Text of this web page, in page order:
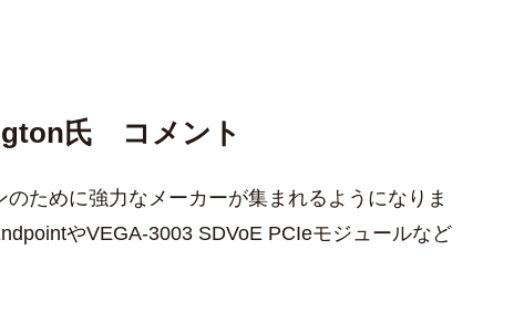
氏 コメント
ために強力なメーカーが集まれるようになりま
やVEGA-3003 SDVoE PCIeモジュールなど